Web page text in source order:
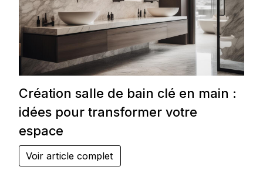
Création salle de bain clé en main :
idées pour transformer votre
espace
Voir article complet